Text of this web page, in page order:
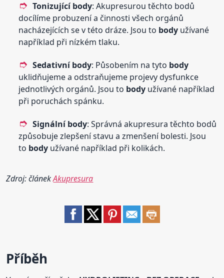
Tonizujícíbody: Akupresurou těchto bodů
docílíme probuzení a činnosti všech orgánů
nacházejících se v této dráze. Jsou to body užívané
například při nízkém tlaku.
Sedativníbody: Působením na tyto body
uklidňujeme a odstraňujeme projevy dysfunkce
jednotlivých orgánů. Jsou to body užívané například
při poruchách spánku.
Signálníbody: Správná akupresura těchto bodů
způsobuje zlepšení stavu a zmenšení bolesti. Jsou
to body užívané například při kolikách.
Zdroj: článekAkupresura
Příběh